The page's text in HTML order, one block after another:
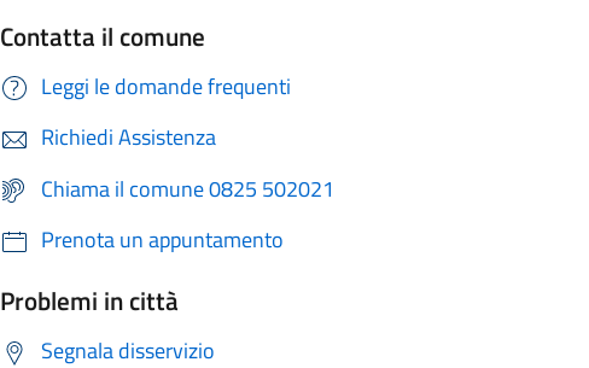
Contatta il comune
Leggi le domande frequenti
Richiedi Assistenza
Chiama il comune 0825 502021
Prenota un appuntamento
Problemi in città
Segnala disservizio